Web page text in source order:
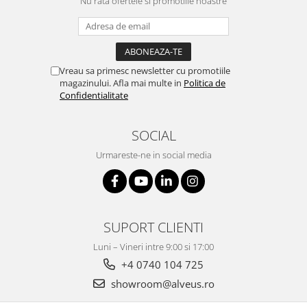
Vreau sa primesc newsletter cu promotiile
magazinului. Afla mai multe in Politica de
Confidentialitate
SOCIAL
Urmareste-ne in social media
SUPORT CLIENTI
Luni – Vineri intre 9:00 si 17:00
+4 0740 104 725
showroom@alveus.ro